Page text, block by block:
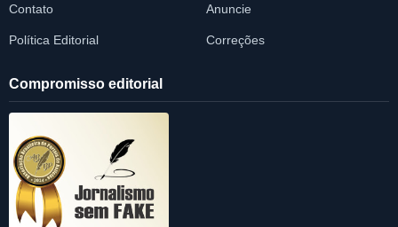
Contato Anuncie
Política Editorial Correções
Compromisso editorial